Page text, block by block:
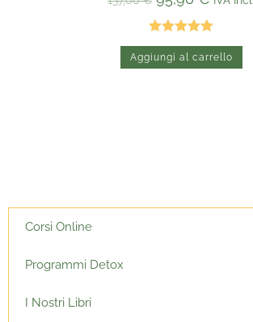
Valutato
5.00 su 5
Aggiungi al carrello
Corsi Online
Programmi Detox
I Nostri Libri